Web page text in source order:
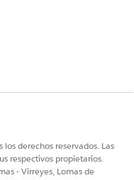
derechos reservados. Las
respectivos propietarios.
- Virreyes, Lomas de